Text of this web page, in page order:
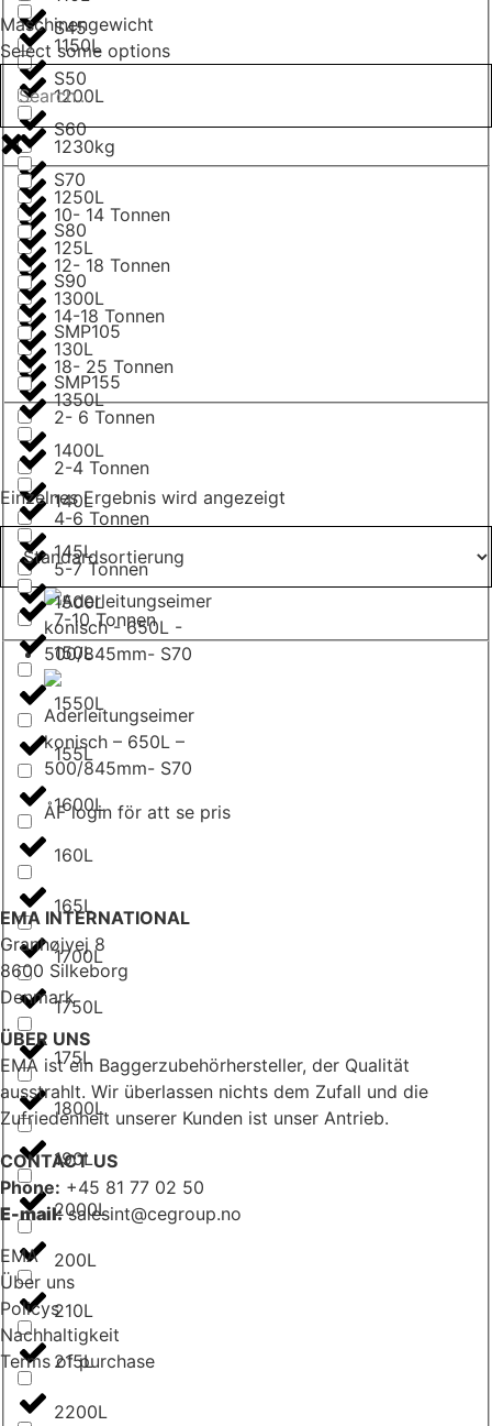
S45
S50
S60
S70
S80
S90
SMP105
SMP155
1150L
1200L
1230kg
1250L
125L
1300L
130L
1350L
1400L
140L
145L
1500L
150L
1550L
155L
1600L
160L
165L
1700L
1750L
175L
1800L
190L
2000L
200L
210L
215L
2200L
Maschinengewicht
Select some options
10- 14 Tonnen
12- 18 Tonnen
14-18 Tonnen
18- 25 Tonnen
2- 6 Tonnen
2-4 Tonnen
4-6 Tonnen
5-7 Tonnen
7-10 Tonnen
Einzelnes Ergebnis wird angezeigt
Aderleitungseimer
konisch – 650L –
500/845mm- S70
ÅF login för att se pris
EMA INTERNATIONAL
Granhøjvej 8
8600 Silkeborg
Denmark
ÜBER UNS
EMA ist ein Baggerzubehörhersteller, der Qualität
ausstrahlt. Wir überlassen nichts dem Zufall und die
Zufriedenheit unserer Kunden ist unser Antrieb.
CONTACT US
Phone: +45 81 77 02 50
E-mail: salesint@cegroup.no
EMA
Über uns
Policys
Nachhaltigkeit
Terms of purchase